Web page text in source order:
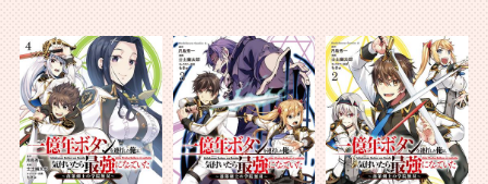
（７）
（６）
（５）